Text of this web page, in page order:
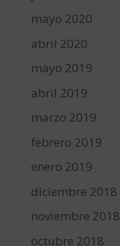
mayo 2020
abril 2020
mayo 2019
abril 2019
marzo 2019
febrero 2019
enero 2019
diciembre 2018
noviembre 2018
octubre 2018